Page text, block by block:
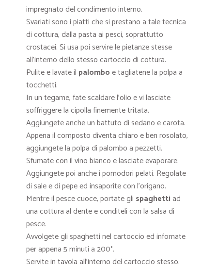
impregnato del condimento interno.
Svariati sono i piatti che si prestano a tale tecnica
di cottura, dalla pasta ai pesci, soprattutto
crostacei. Si usa poi servire le pietanze stesse
all’interno dello stesso cartoccio di cottura.
Pulite e lavate il palomboe tagliatene la polpa a
tocchetti.
In un tegame, fate scaldare l’olio e vi lasciate
soffriggere la cipolla finemente tritata.
Aggiungete anche un battuto di sedano e carota.
Appena il composto diventa chiaro e ben rosolato,
aggiungete la polpa di palombo a pezzetti.
Sfumate con il vino bianco e lasciate evaporare.
Aggiungete poi anche i pomodori pelati. Regolate
di sale e di pepe ed insaporite con l’origano.
Mentre il pesce cuoce, portate gli spaghettiad
una cottura al dente e conditeli con la salsa di
pesce.
Avvolgete gli spaghetti nel cartoccio ed infornate
per appena 5 minuti a 200°.
Servite in tavola all’interno del cartoccio stesso.